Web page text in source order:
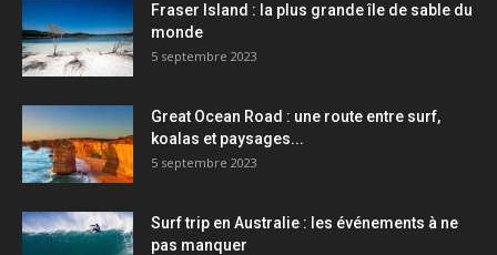
Fraser Island : la plus grande île de sable du
monde
5 septembre 2023
Great Ocean Road : une route entre surf,
koalas et paysages...
5 septembre 2023
Surf trip en Australie : les événements à ne
pas manquer